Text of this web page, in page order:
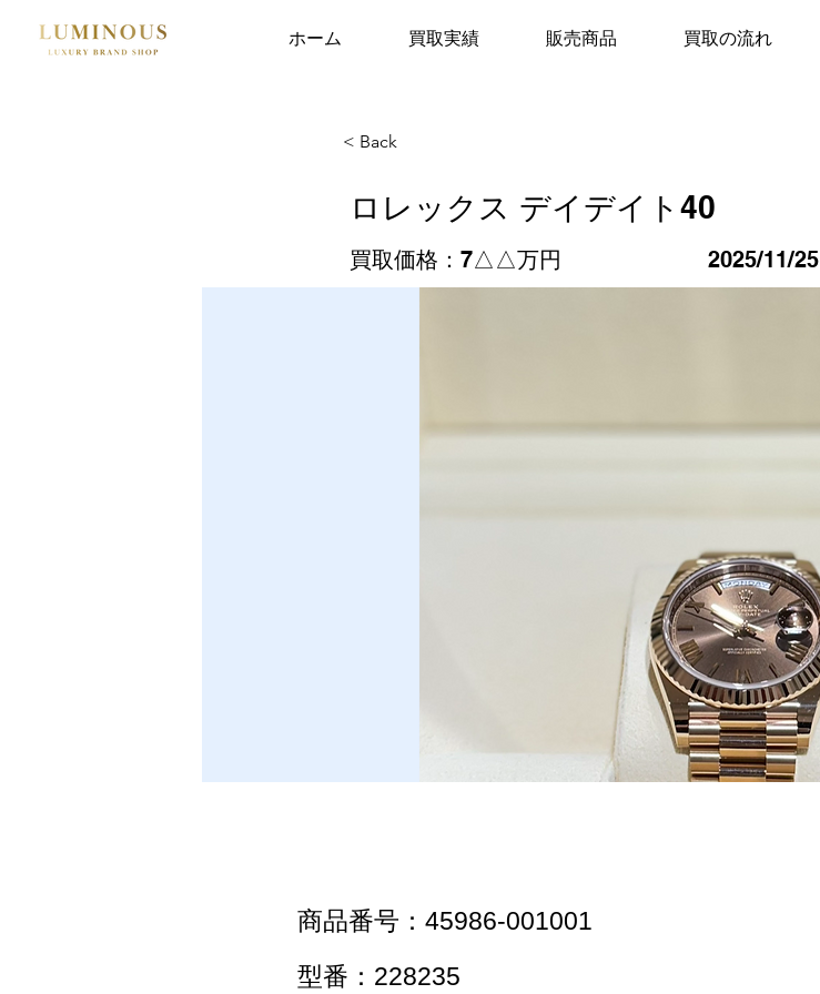
ホーム 買取実績 販売商品 買取の流れ
< Back
ロレックス デイデイト40
買取価格：7△△万円 2025/11/25
商品番号：45986-001001
型番：228235